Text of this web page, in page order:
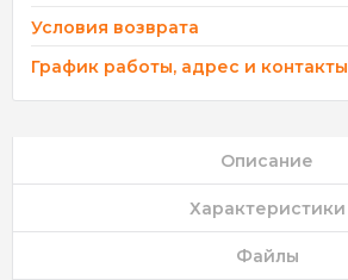
Условия возврата
График работы, адрес и контакты
Описание
Характеристики
Файлы